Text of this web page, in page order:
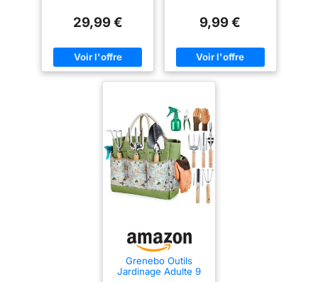
29,99 € 9,99 €
Grenebo Outils
Jardinage Adulte 9